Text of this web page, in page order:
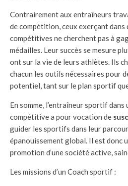
Contrairement aux entraîneurs
de compétition, ceux exerçant
compétitives ne cherchent pas à
médailles. Leur succès se mesure
ont sur la vie de leurs athlètes. Ils
chacun les outils nécessaires pour
potentiel, tant sur le plan sportif
En somme, l’entraîneur sportif
compétitive a pour vocation de
guider les sportifs dans leur
épanouissement global. Il est donc
promotion d’une société active,
Les missions d’un Coach sportif :